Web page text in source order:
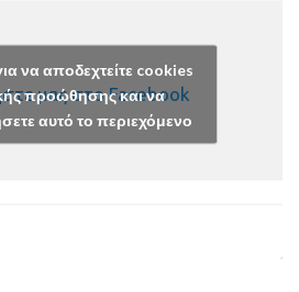
μας στο Facebook
να αποδεχτείτε cookies
προώθησης και να
αυτό το περιεχόμενο